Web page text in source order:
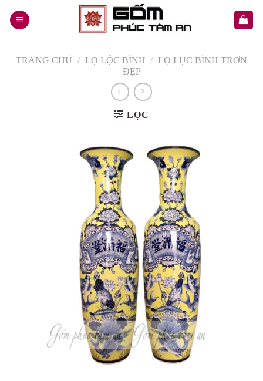
TRANG CHỦ / LỌ LỘC BÌNH / LỌ LỤC BÌNH TRƠN
ĐẸP
LỌC